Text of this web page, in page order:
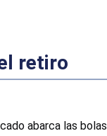
retiro
abarca las